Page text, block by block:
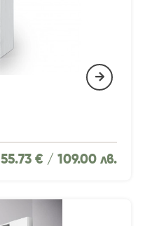
55.73 € / 109.00 лв.